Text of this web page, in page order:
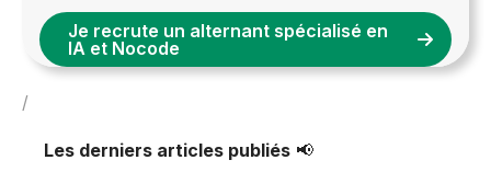
Je recrute un alternant spécialisé en
IA et Nocode
/
Les derniers articles publiés 📢